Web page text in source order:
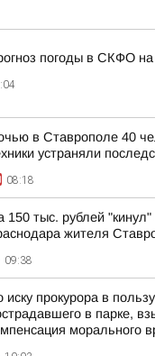
погоды в СКФО на
в Ставрополе 40
устраняли
08:18
150 тыс. рублей "кинул"
жителя
09:38
иску прокурора в
в парке,
морального